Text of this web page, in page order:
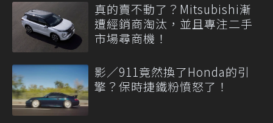
真的賣不動了？Mitsubishi漸
遭經銷商淘汰，並且專注二手
市場尋商機！
影／911竟然換了Honda的引
擎？保時捷鐵粉憤怒了！